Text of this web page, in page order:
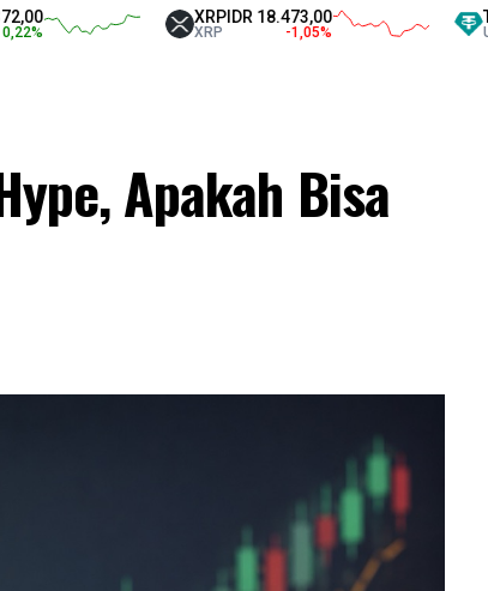
XRP IDR 18.473,00
-1,05
Tether
USDT
Apakah Bisa